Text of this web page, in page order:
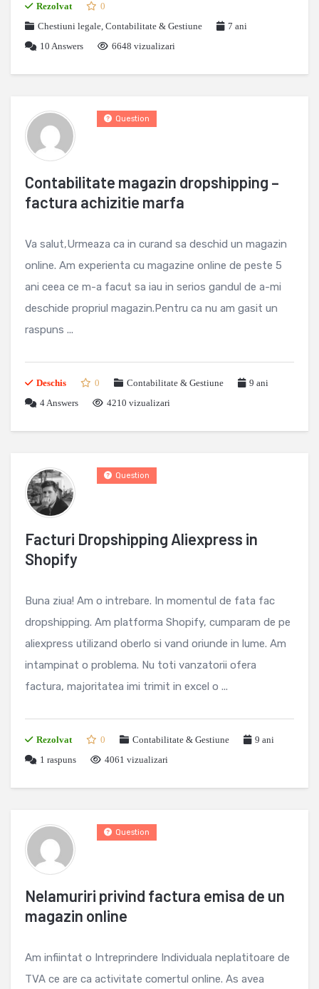
Rezolvat
0
Chestiuni legale, Contabilitate & Gestiune
7 ani
10 Answers 6648 vizualizari
Contabilitate magazin dropshipping –
factura achizitie marfa
Question
Va salut,Urmeaza ca in curand sa deschid un magazin
online. Am experienta cu magazine online de peste 5
ani ceea ce m-a facut sa iau in serios gandul de a-mi
deschide propriul magazin.Pentru ca nu am gasit un
raspuns ...
Deschis 0 Contabilitate & Gestiune
9 ani
4Answers 4210 vizualizari
Facturi Dropshipping Aliexpress in
Shopify
Question
Buna ziua! Am o intrebare. In momentul de fata fac
dropshipping. Am platforma Shopify, cumparam de pe
aliexpress utilizand oberlo si vand oriunde in lume. Am
intampinat o problema. Nu toti vanzatorii ofera
factura, majoritatea imi trimit in excel o ...
Rezolvat 0 Contabilitate & Gestiune
9 ani
1 raspuns 4061 vizualizari
Nelamuriri privind factura emisa de un
magazin online
Question
Am infiintat o Intreprindere Individuala neplatitoare de
TVA ce are ca activitate comertul online. As avea